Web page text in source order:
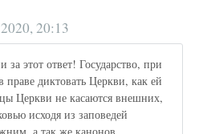
20:13
этот ответ! Государство, при
диктовать Церкви, как ей
Церкви не касаются внешних,
исходя из заповедей